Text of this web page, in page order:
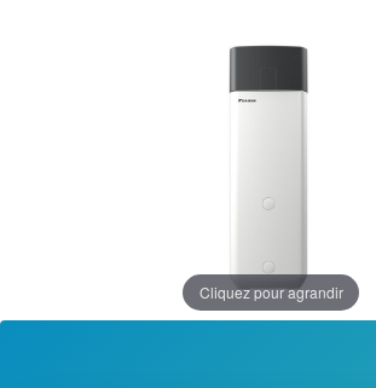
Cliquez pour agrandir